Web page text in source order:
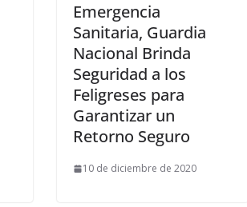
Emergencia
Sanitaria, Guardia
Nacional Brinda
Seguridad a los
Feligreses para
Garantizar un
Retorno Seguro
10 de diciembre de 2020